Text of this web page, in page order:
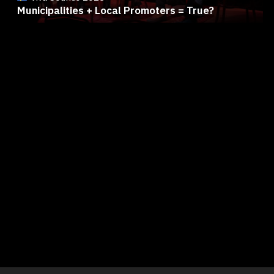
Municipalities + Local Promoters = True?